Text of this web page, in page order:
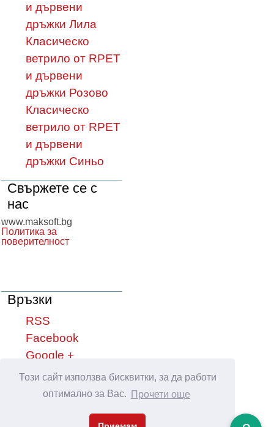
Този сайт използва бисквитки, за да работи
оптимално за Вас.
Прочети още
и дървени
дръжки Лила
Класическо
ветрило от RPET
и дървени
дръжки Розово
Класическо
ветрило от RPET
и дървени
дръжки Синьо
Свържете се с
нас
www.maksoft.bg
Политика за
поверителност
Връзки
RSS
Facebook
Google +
YouTube
Сподели във: